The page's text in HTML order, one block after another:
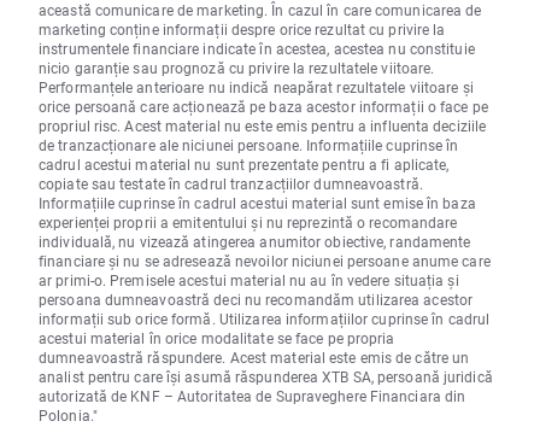
această comunicare de marketing. În cazul în care comunicarea de
marketing conține informații despre orice rezultat cu privire la
instrumentele financiare indicate în acestea, acestea nu constituie
nicio garanție sau prognoză cu privire la rezultatele viitoare.
Performanțele anterioare nu indică neapărat rezultatele viitoare și
orice persoană care acționează pe baza acestor informații o face pe
propriul risc. Acest material nu este emis pentru a influenta deciziile
de tranzacționare ale niciunei persoane. Informațiile cuprinse în
cadrul acestui material nu sunt prezentate pentru a fi aplicate,
copiate sau testate în cadrul tranzacțiilor dumneavoastră.
Informațiile cuprinse în cadrul acestui material sunt emise în baza
experienței proprii a emitentului și nu reprezintă o recomandare
individuală, nu vizează atingerea anumitor obiective, randamente
financiare și nu se adresează nevoilor niciunei persoane anume care
ar primi-o. Premisele acestui material nu au în vedere situația și
persoana dumneavoastră deci nu recomandăm utilizarea acestor
informații sub orice formă. Utilizarea informațiilor cuprinse în cadrul
acestui material în orice modalitate se face pe propria
dumneavoastră răspundere. Acest material este emis de către un
analist pentru care își asumă răspunderea XTB SA, persoană juridică
autorizată de KNF – Autoritatea de Supraveghere Financiara din
Polonia."